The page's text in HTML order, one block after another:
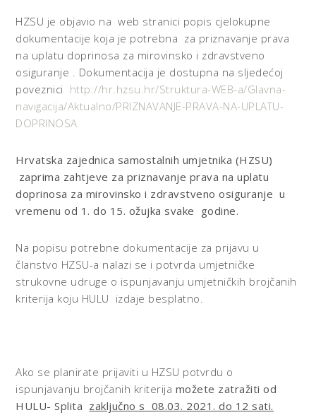
HZSU je objavio na web stranici popis cjelokupne
dokumentacije koja je potrebna za priznavanje prava
na uplatu doprinosa za mirovinsko i zdravstveno
osiguranje . Dokumentacija je dostupna na sljedećoj
poveznici http://hr.hzsu.hr/Struktura-WEB-a/Glavna-
navigacija/Aktualno/PRIZNAVANJE-PRAVA-NA-UPLATU-
DOPRINOSA
Hrvatska zajednica samostalnih umjetnika (HZSU)
zaprima zahtjeve za priznavanje prava na uplatu
doprinosa za mirovinsko i zdravstveno osiguranje u
vremenu od 1. do 15. ožujka svake godine.
Na popisu potrebne dokumentacije za prijavu u
članstvo HZSU-a nalazi se i potvrda umjetničke
strukovne udruge o ispunjavanju umjetničkih brojčanih
kriterija koju HULU izdaje besplatno.
Ako se planirate prijaviti u HZSU potvrdu o
ispunjavanju brojčanih kriterija možete zatražiti od
HULU- Splita zaključno s 08.03. 2021. do 12 sati.